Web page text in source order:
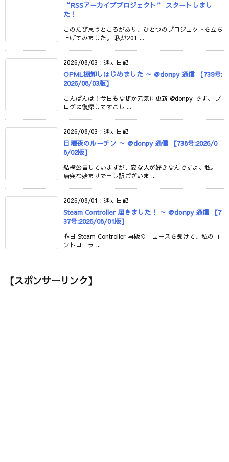
“RSSアーカイブプロジェクト” スタートしまし
た！
このたび思うところがあり、ひとつのプロジェクトを立ち
上げてみました。 私が201 ...
2026/08/03 : 迷走日記
OPML棚卸しはじめました ～ @donpy 通信 【739号:
2026/08/03版】
こんばんは！今日もなぜか元気に更新 @donpy です。 ブ
ログに復帰してすこし ...
2026/08/03 : 迷走日記
日曜夜のルーチン ～ @donpy 通信 【738号:2026/0
8/02版】
結構公言していますが、変な人が好きなんですよ。私。
唐突な始まりで申し訳ございま ...
2026/08/01 : 迷走日記
Steam Controller 届きました！ ～ @donpy 通信 【7
37号:2026/08/01版】
昨日 Steam Controller 再販のニュースを受けて、私のコ
ントローラ ...
【スポンサーリンク】